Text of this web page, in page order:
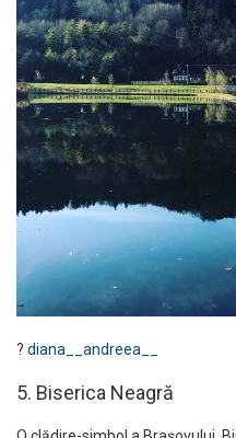
? diana__andreea__
5. Biserica Neagră